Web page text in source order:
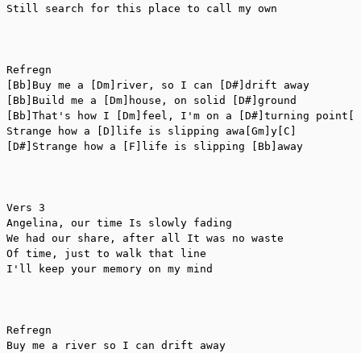
Still search for this place to call my own
Refregn
[Bb]Buy me a [Dm]river, so I can [D#]drift away
[Bb]Build me a [Dm]house, on solid [D#]ground
[Bb]That's how I [Dm]feel, I'm on a [D#]turning
Strange how a [D]life is slipping awa[Gm]y[C]
[D#]Strange how a [F]life is slipping [Bb]away
Vers 3
Angelina, our time Is slowly fading
We had our share, after all It was no waste
Of time, just to walk that line
I'll keep your memory on my mind
Refregn
Buy me a river so I can drift away